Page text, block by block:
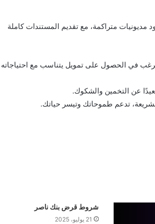
متراكمة، مع تقديم المستندات كاملة
في الحصول على تمويل يتناسب مع احتياجاته
عن التخمين والشكوك.
تدعم طموحاتك وتيسر حياتك.
شروط قرض بنك ناصر
21 يوليو، 2025